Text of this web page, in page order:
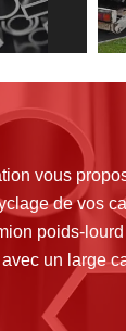
vous
de vos
poids-
un large